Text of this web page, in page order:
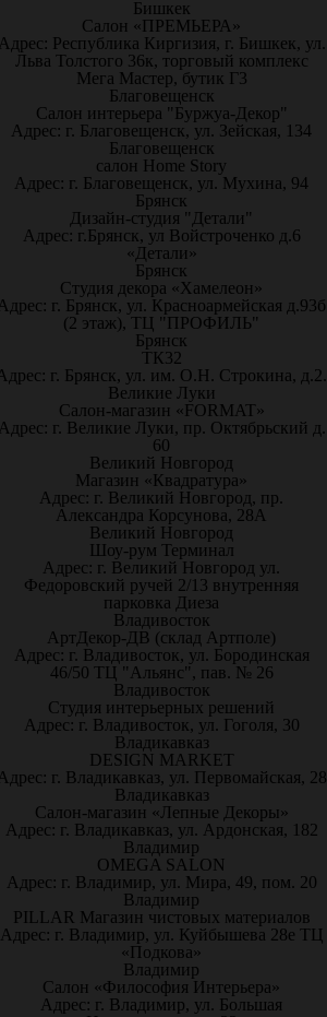
Бишкек
Салон «ПРЕМЬЕРА»
Республика Киргизия, г. Бишкек, ул.
Льва Толстого 36к, торговый комплекс
Мега Мастер, бутик Г3
Благовещенск
Салон интерьера "Буржуа-Декор"
Адрес: г. Благовещенск, ул. Зейская, 134
Благовещенск
салон Home Story
Адрес: г. Благовещенск, ул. Мухина, 94
Брянск
Дизайн-студия "Детали"
Адрес: г.Брянск, ул Войстроченко д.6
«Детали»
Брянск
Студия декора «Хамелеон»
г. Брянск, ул. Красноармейская д.93б
(2 этаж), ТЦ "ПРОФИЛЬ"
Брянск
ТК32
г. Брянск, ул. им. О.Н. Строкина, д.2.
Великие Луки
Салон-магазин «FORMAT»
г. Великие Луки, пр. Октябрьский д.
60
Великий Новгород
Магазин «Квадратура»
Адрес: г. Великий Новгород, пр.
Александра Корсунова, 28А
Великий Новгород
Шоу-рум Терминал
Адрес: г. Великий Новгород ул.
Федоровский ручей 2/13 внутренняя
парковка Диеза
Владивосток
АртДекор-ДВ (склад Артполе)
Адрес: г. Владивосток, ул. Бородинская
46/50 ТЦ "Альянс", пав. № 26
Владивосток
Студия интерьерных решений
Адрес: г. Владивосток, ул. Гоголя, 30
Владикавказ
DESIGN MARKET
г. Владикавказ, ул. Первомайская, 28
Владикавказ
Салон-магазин «Лепные Декоры»
Адрес: г. Владикавказ, ул. Ардонская, 182
Владимир
OMEGA SALON
Адрес: г. Владимир, ул. Мира, 49, пом. 20
Владимир
PILLAR Магазин чистовых материалов
Адрес: г. Владимир, ул. Куйбышева 28е ТЦ
«Подкова»
Владимир
Салон «Философия Интерьера»
Адрес: г. Владимир, ул. Большая